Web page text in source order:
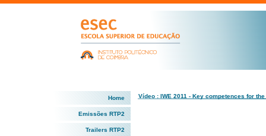
Home
Emissões RTP2
Trailers RTP2
Vídeo : IWE 2011 - Key competences for